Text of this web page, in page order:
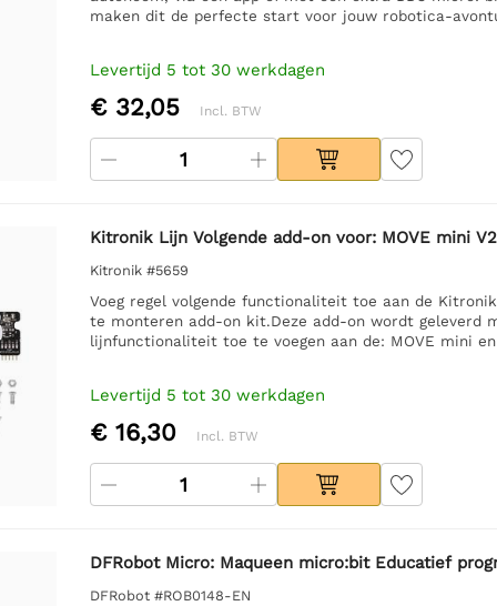
maken dit de perfecte start voor jouw robotica-
Levertijd 5 tot 30 werkdagen
€ 32,05 Incl. BTW
Kitronik Lijn Volgende add-on voor: MOVE mini V2
Kitronik #5659
Voeg regel volgende functionaliteit toe aan de
te monteren add-on kit.Deze add-on wordt geleverd
lijnfunctionaliteit toe te voegen aan de: MOVE mini
Levertijd 5 tot 30 werkdagen
€ 16,30 Incl. BTW
DFRobot Micro: Maqueen micro:bit Educatief
DFRobot #ROB0148-EN